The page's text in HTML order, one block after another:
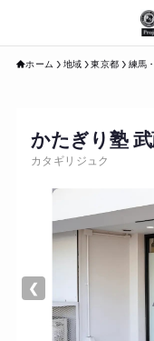
ホーム 地域 東京都 練馬
かたぎり塾
カタギリジュク
❮